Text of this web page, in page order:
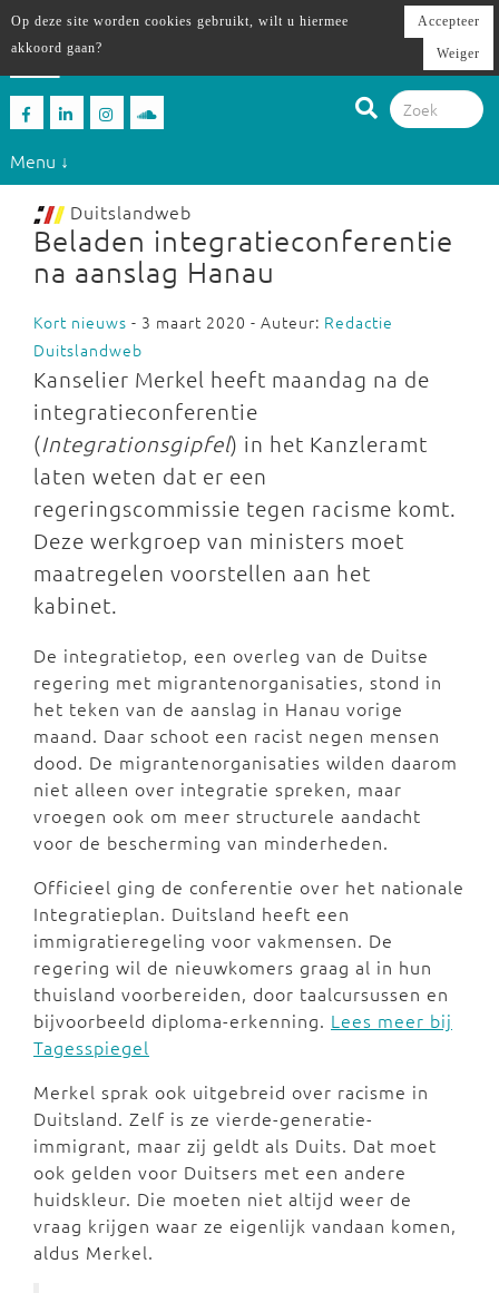
Menu ↓
Duitslandweb
Beladen integratieconferentie
na aanslag Hanau
Kort nieuws - 3 maart 2020 - Auteur: Redactie
Duitslandweb
Kanselier Merkel heeft maandag na de
integratieconferentie
(Integrationsgipfel) in het Kanzleramt
laten weten dat er een
regeringscommissie tegen racisme komt.
Deze werkgroep van ministers moet
maatregelen voorstellen aan het
kabinet.
De integratietop, een overleg van de Duitse
regering met migrantenorganisaties, stond in
het teken van de aanslag in Hanau vorige
maand. Daar schoot een racist negen mensen
dood. De migrantenorganisaties wilden daarom
niet alleen over integratie spreken, maar
vroegen ook om meer structurele aandacht
voor de bescherming van minderheden.
Officieel ging de conferentie over het nationale
Integratieplan. Duitsland heeft een
immigratieregeling voor vakmensen. De
regering wil de nieuwkomers graag al in hun
thuisland voorbereiden, door taalcursussen en
bijvoorbeeld diploma-erkenning. Lees meer bij
Tagesspiegel
Merkel sprak ook uitgebreid over racisme in
Duitsland. Zelf is ze vierde-generatie-
immigrant, maar zij geldt als Duits. Dat moet
ook gelden voor Duitsers met een andere
huidskleur. Die moeten niet altijd weer de
vraag krijgen waar ze eigenlijk vandaan komen,
aldus Merkel.
Op deze site worden cookies gebruikt, wilt u hiermee
akkoord gaan?
Accepteer
Weiger